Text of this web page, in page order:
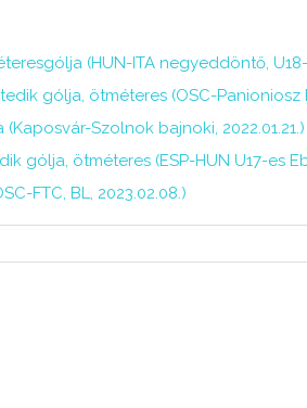
(HUN-ITA negyeddöntő, U18-
gólja, ötméteres (OSC-Panioniosz
Szolnok bajnoki, 2022.01.21.)
gólja, ötméteres (ESP-HUN U17-es
FTC, BL, 2023.02.08.)